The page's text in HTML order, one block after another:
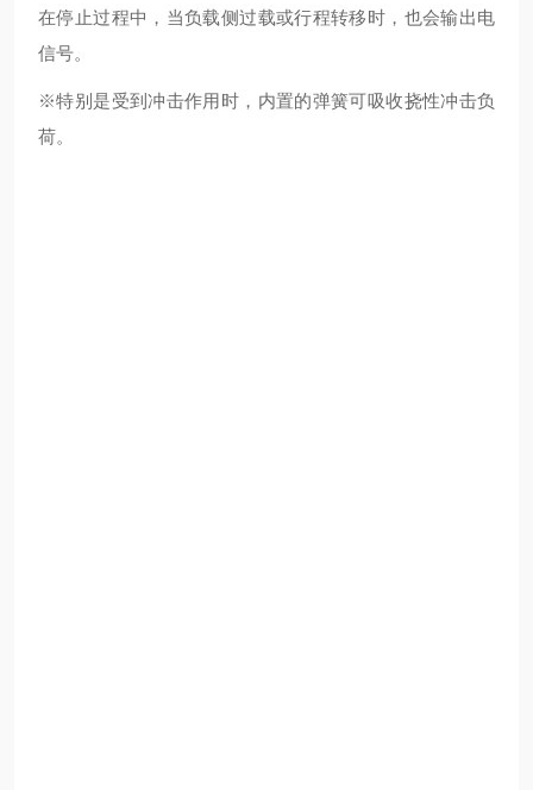
在停止过程中，当负载侧过载或行程转移时，也会输出电
信号。
※特别是受到冲击作用时，内置的弹簧可吸收挠性冲击负
荷。